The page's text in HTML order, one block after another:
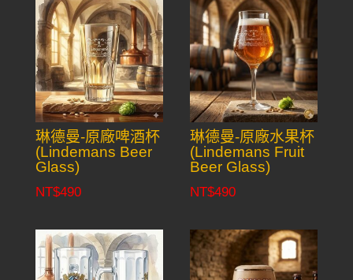
琳德曼-原廠啤酒杯
(Lindemans Beer
Glass)
NT$490
琳德曼-原廠水果杯
(Lindemans Fruit
Beer Glass)
NT$490